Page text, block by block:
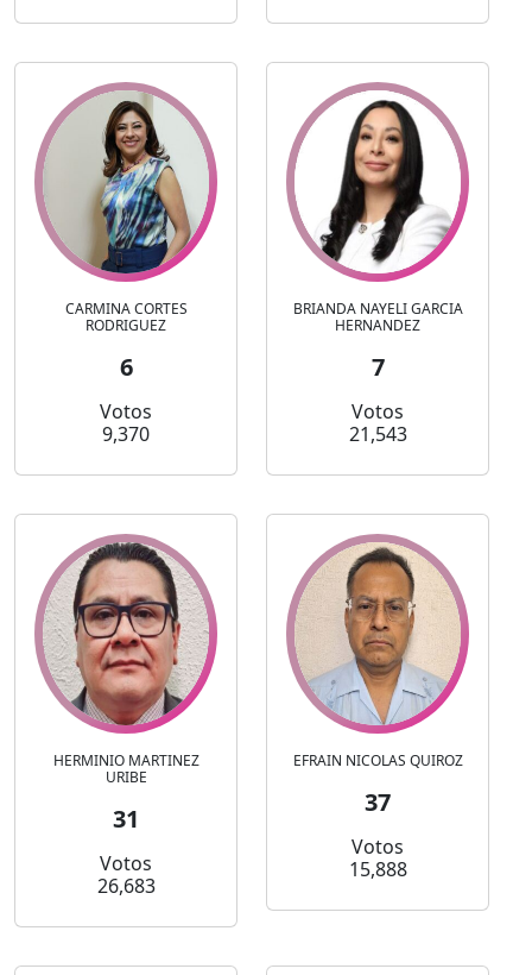
CARMINA CORTES
RODRIGUEZ
6
Votos
9,370
BRIANDA NAYELI GARCIA
HERNANDEZ
7
Votos
21,543
HERMINIO MARTINEZ
URIBE
31
Votos
26,683
EFRAIN NICOLAS QUIROZ
37
Votos
15,888